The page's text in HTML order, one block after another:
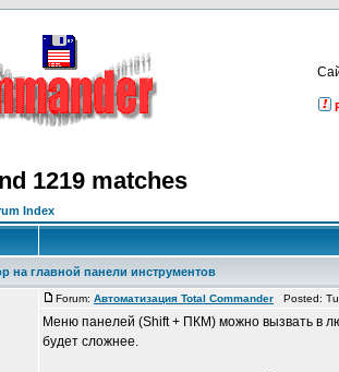
1219 matches
Index
на главной панели инструментов
Forum: Автоматизация Total Commander Posted:
Меню панелей (Shift + ПКМ) можно вызвать в
будет сложнее.